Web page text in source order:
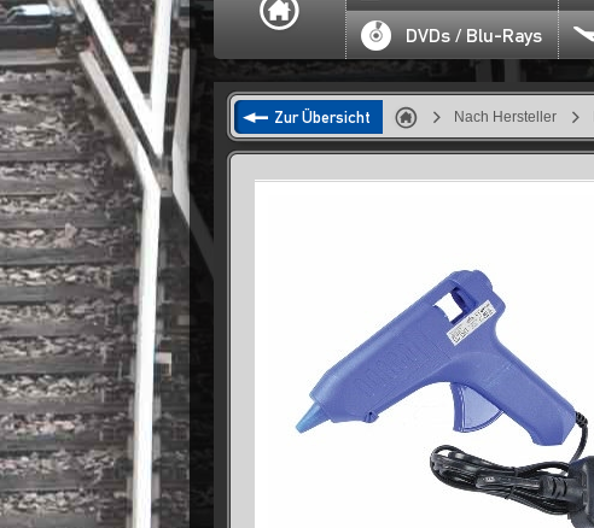
DVDs / Blu-Rays
Zur Übersicht Nach Hersteller